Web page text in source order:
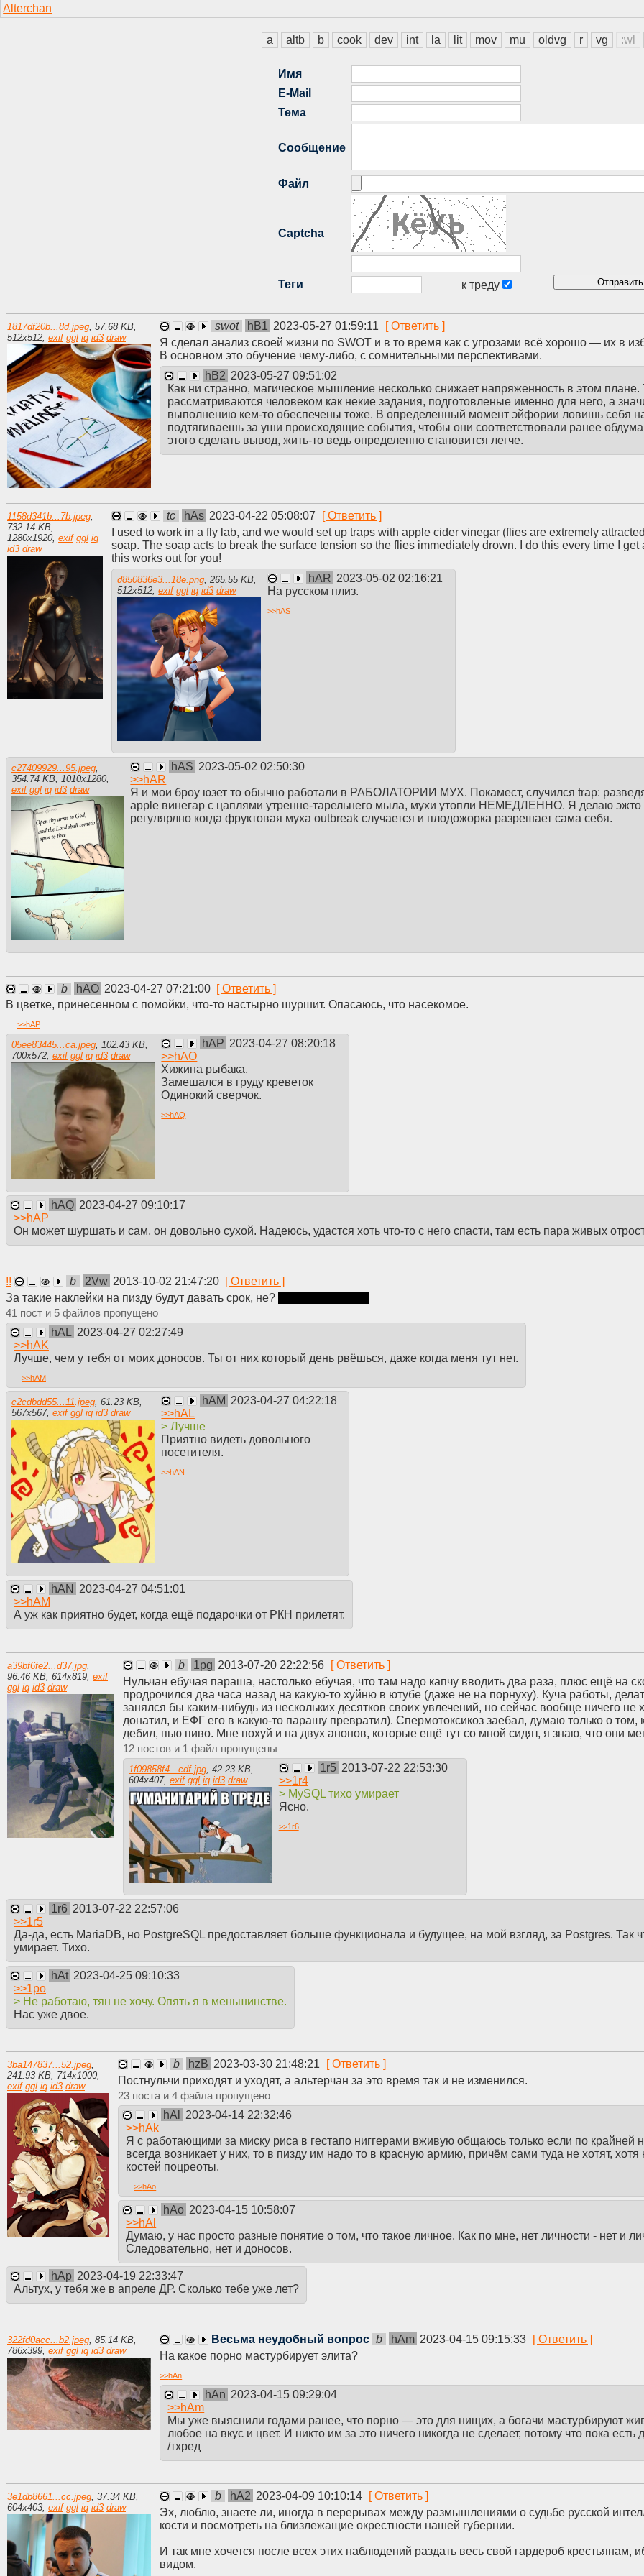
a altb b cook dev int la lit mov mu oldvg r vg :wl
1817df20b...8d.jpeg, 57.68 KB,
512x512, exif ggl iq id3 draw
swot hB1 2023-05-27 01:59:11
Я сделал анализ своей жизни по SWOT и в то время как с угрозами всё хорошо — их в
В основном это обучение чему-либо, с сомнительными перспективами.
hB2 2023-05-27 09:51:02
Как ни странно, магическое мышление несколько снижает напряженность в этом плане.
рассматриваются человеком как некие задания, подготовленые именно для него, а
выполнению кем-то обеспечены тоже. В определенный момент эйфории ловишь себя
подтягиваешь за уши происходящие события, чтобы они соответствовали ранее
этого сделать вывод, жить-то ведь определенно становится легче.
1158d341b...7b.jpeg,
732.14 KB,
1280x1920, exif ggl iq
id3 draw
tc hAs 2023-04-22 05:08:07
I used to work in a fly lab, and we would set up traps with apple cider vinegar (flies are extremely
soap. The soap acts to break the surface tension so the flies immediately drown. I do this every time I
this works out for you!
d850836e3...18e.png ,265.55 KB
512x512 ,exif ggl iq id3 draw
hAR 2023-05-02 02:16:21
На русском плиз.
>>hAS
c27409929...95.jpeg,
354.74 KB, 1010x1280,
exif ggl iq id3 draw
hAS 2023-05-02 02:50:30
>>hAR
Я и мои броу юзет то обычно работали в РАБОЛАТОРИИ МУХ. Покамест, случился trap:
apple винегар с цаплями утренне-тарельнего мыла, мухи утопли НЕМЕДЛЕННО. Я делаю эжто
регулярлно когда фруктовая муха outbreak случается и плодожорка разрешает сама себя.
b hAO 2023-04-27 07:21:00
В цветке, принесенном с помойки, что-то настырно шуршит. Опасаюсь, что насекомое.
>>hAP
05ee83445...ca.jpeg, 102.43 KB,
700x572, exif ggl iq id3 draw
hAP 2023-04-27 08:20:18
>>hAO
Хижина рыбака.
Замешался в груду креветок
Одинокий сверчок.
>>hAQ
hAQ 2023-04-27 09:10:17
>>hAP
Он может шуршать и сам, он довольно сухой. Надеюсь, удастся хоть что-то с него спасти, там есть пара живых
!! b 2Vw 2013-10-02 21:47:20
За такие наклейки на пизду будут давать срок, не?
41
5
hAL 2023-04-27 02:27:49
>>hAK
Лучше, чем у тебя от моих доносов. Ты от них который день рвёшься, даже когда меня тут нет.
>>hAM
c2cdbdd55...11.jpeg, 61.23 KB,
567x567, exif ggl iq id3 draw
hAM 2023-04-27 04:22:18
>>hAL
> Лучше
Приятно видеть довольного
посетителя.
>>hAN
hAN
2023-04-27 04:51:01
>>hAM
А уж как приятно будет, когда ещё подарочки от РКН прилетят.
a39bf6fe2...d37.jpg,
96.46 KB, 614x819, exif
ggl iq id3 draw
b 1pg 2013-07-20 22:22:56
Нульчан ебучая параша, настолько ебучая, что там надо капчу вводить два раза, плюс ещё на
продрочился два часа назад на какую-то хуйню в ютубе (даже не на порнуху). Куча работы,
занялся бы каким-нибудь из нескольких десятков своих увлечений, но сейчас вообще ничего не
донатил, и ЕФГ его в какую-то парашу превратил). Спермотоксикоз заебал, думаю только о
дебил, пью пиво. Мне похуй и на двух анонов, которые ещё тут со мной сидят, я знаю, что они
12
1
1f09858f4...cdf.jpg ,42.23 KB
604x407,exif ggl iq id3 draw
1r5 2013-07-22 22:53:30
>>1r4
> MySQL тихо умирает
Ясно.
>>1r6
1r6 2013-07-22 22:57:06
>>1r5
Да-да, есть MariaDB, но PostgreSQL предоставляет больше функционала и будущее, на мой взгляд, за Postgres. Так
умирает. Тихо.
hAt 2023-04-25 09:10:33
>>1po
> Не работаю, тян не хочу. Опять я в меньшинстве.
Нас уже двое.
3ba147837...52.jpeg,
241.93 KB, 714x1000,
exif ggl iq id3 draw
b hzB 2023-03-30 21:48:21
Постнульчи приходят и уходят, а альтерчан за это время так и не изменился.
23
4
hAl
2023-04-14 22:32:46
>>hAk
Я с работающими за миску риса в гестапо ниггерами вживую общаюсь только если по крайней
всегда возникает у них, то в пизду им надо то в красную армию, причём сами туда не хотят,
костей поцреоты.
>>hAo
hAo 2023-04-15 10:58:07
>>hAl
Думаю, у нас просто разные понятие о том, что такое личное. Как по мне, нет личности - нет и
Следовательно, нет и доносов.
hAp 2023-04-19 22:33:47
Альтух, у тебя же в апреле ДР. Сколько тебе уже лет?
322fd0acc...b2.jpeg, 85.14 KB,
786x399, exif ggl iq id3 draw
Весьма неудобный вопрос b hAm 2023-04-15 09:15:33
На какое порно мастурбирует элита?
>>hAn
hAn 2023-04-15 09:29:04
>>hAm
Мы уже выяснили годами ранее, что порно — это для нищих, а богачи мастурбируют
любое на вкус и цвет. И никто им за это ничего никогда не сделает, потому что пока есть
/тхред
3e1db8661...cc.jpeg, 37.34 KB,
604x403, exif ggl iq id3 draw
b hA2 2023-04-09 10:10:14
Эх, люблю, знаете ли, иногда в перерывах между размышлениями о судьбе русской
кости и посмотреть на близлежащие окрестности нашей губернии.
И так мне хочется после всех этих наблюдений раздать весь свой гардероб
видом.